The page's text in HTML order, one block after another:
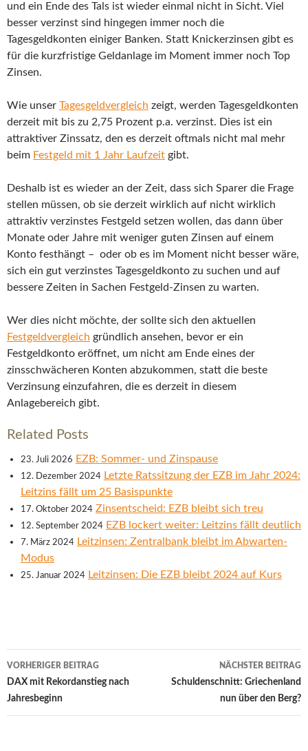
und ein Ende des Tals ist wieder einmal nicht in Sicht. Viel
besser verzinst sind hingegen immer noch die
Tagesgeldkonten einiger Banken. Statt Knickerzinsen gibt es
für die kurzfristige Geldanlage im Moment immer noch Top
Zinsen.
Wie unser Tagesgeldvergleich zeigt, werden Tagesgeldkonten
derzeit mit bis zu 2,75 Prozent p.a. verzinst. Dies ist ein
attraktiver Zinssatz, den es derzeit oftmals nicht mal mehr
beim Festgeld mit 1 Jahr Laufzeit gibt.
Deshalb ist es wieder an der Zeit, dass sich Sparer die Frage
stellen müssen, ob sie derzeit wirklich auf nicht wirklich
attraktiv verzinstes Festgeld setzen wollen, das dann über
Monate oder Jahre mit weniger guten Zinsen auf einem
Konto festhängt – oder ob es im Moment nicht besser wäre,
sich ein gut verzinstes Tagesgeldkonto zu suchen und auf
bessere Zeiten in Sachen Festgeld-Zinsen zu warten.
Wer dies nicht möchte, der sollte sich den aktuellen
Festgeldvergleich gründlich ansehen, bevor er ein
Festgeldkonto eröffnet, um nicht am Ende eines der
zinsschwächeren Konten abzukommen, statt die beste
Verzinsung einzufahren, die es derzeit in diesem
Anlagebereich gibt.
Related Posts
23. Juli 2026 EZB: Sommer- und Zinspause
12. Dezember 2024 Letzte Ratssitzung der EZB im Jahr 2024:
Leitzins fällt um 25 Basispunkte
17. Oktober 2024 Zinsentscheid: EZB bleibt sich treu
12. September 2024 EZB lockert weiter: Leitzins fällt deutlich
7. März 2024 Leitzinsen: Zentralbank bleibt im Abwarten-
Modus
25. Januar 2024 Leitzinsen: Die EZB bleibt 2024 auf Kurs
Beitrags-
Navigation
VORHERIGER BEITRAG
DAX mit Rekordanstieg nach
Jahresbeginn
NÄCHSTER BEITRAG
Schuldenschnitt: Griechenland
nun über den Berg?